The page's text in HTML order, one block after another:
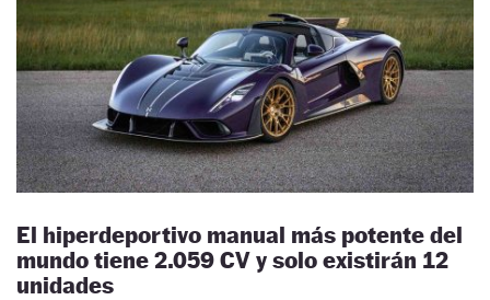
El hiperdeportivo manual más potente del
mundo tiene 2.059 CV y solo existirán 12
unidades